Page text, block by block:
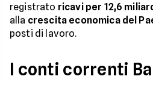
registrato ricavi per 12,6
alla crescita economica del
posti di lavoro.
I conti correnti